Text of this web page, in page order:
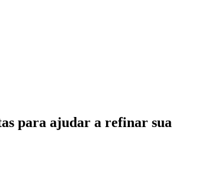
para ajudar a refinar sua